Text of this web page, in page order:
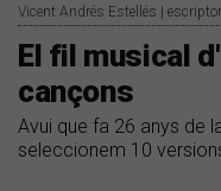
Vicent Andrés Estellés |
El fil musical
cançons
Avui que fa 26 anys de
seleccionem 10